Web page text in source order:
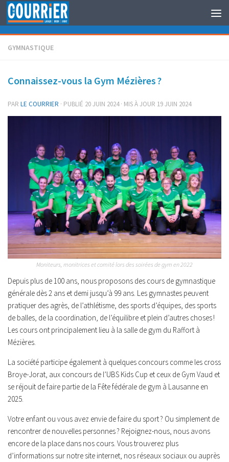
Au dessous du contenu
GYMNASTIQUE
Connaissez-vous la Gym Mézières ?
PAR LE COURRIER · PUBLIÉ 20 JUIN 2024· MIS À JOUR 19 JUIN 2024
Moniteurs, monitrices et comité lors des soirées de gym en 2022
Depuis plus de 100 ans, nous proposons des cours de gymnastique
générale dès 2 ans et demi jusqu’à 99 ans. Les gymnastes peuvent
pratiquer des agrès, de l’athlétisme, des sports d’équipes, des sports
de balles, de la coordination, de l’équilibre et plein d’autres choses !
Les cours ont principalement lieu à la salle de gym du Raffort à
Mézières.
La société participe également à quelques concours comme les cross
Broye-Jorat, aux concours de l’UBS Kids Cup et ceux de Gym Vaud et
se réjouit de faire partie de la Fête fédérale de gym à Lausanne en
2025.
Votre enfant ou vous avez envie de faire du sport ? Ou simplement de
rencontrer de nouvelles personnes ? Rejoignez-nous, nous avons
encore de la place dans nos cours. Vous trouverez plus
d’informations sur notre site internet, nos réseaux sociaux ou auprès